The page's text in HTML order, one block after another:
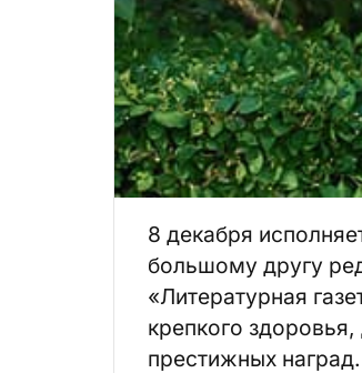
8 декабря
большому другу
«Литературная
крепкого
престижных наград.